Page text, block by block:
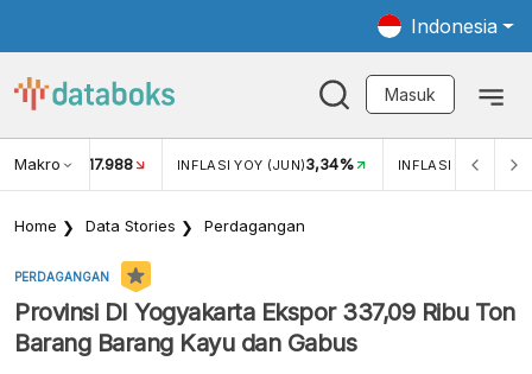
Indonesia
Masuk
Makro
USD/IDR 17.988 INFLASI YOY (JUN)3,34% INFLASI MOM
Home Data Stories Perdagangan
PERDAGANGAN
Provinsi DI Yogyakarta Ekspor 337,09 Ribu Ton
Barang Barang Kayu dan Gabus